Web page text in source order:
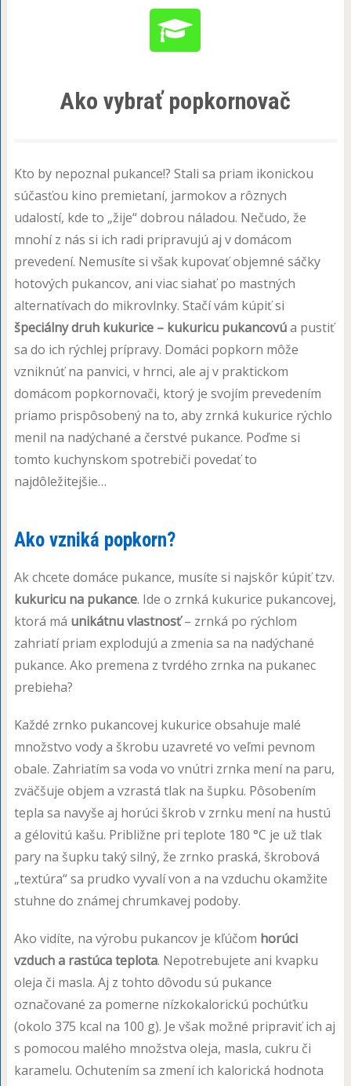
Ako vybrať popkornovač
Kto by nepoznal pukance!? Stali sa priam ikonickou
súčasťou kino premietaní, jarmokov a rôznych
udalostí, kde to „žije“ dobrou náladou. Nečudo, že
mnohí z nás si ich radi pripravujú aj v domácom
prevedení. Nemusíte si však kupovať objemné sáčky
hotových pukancov, ani viac siahať po mastných
alternatívach do mikrovlnky. Stačí vám kúpiť si
špeciálny druh kukurice – kukuricu pukancovúa pustiť
sa do ich rýchlej prípravy. Domáci popkorn môže
vzniknúť na panvici, v hrnci, ale aj v praktickom
domácom popkornovači, ktorý je svojím prevedením
priamo prispôsobený na to, aby zrnká kukurice rýchlo
menil na nadýchané a čerstvé pukance. Poďme si
tomto kuchynskom spotrebiči povedať to
najdôležitejšie…
Ako vzniká popkorn?
Ak chcete domáce pukance, musíte si najskôr kúpiť tzv.
kukuricu na pukance. Ide o zrnká kukurice pukancovej,
ktorá má unikátnu vlastnosť– zrnká po rýchlom
zahriatí priam explodujú a zmenia sa na nadýchané
pukance. Ako premena z tvrdého zrnka na pukanec
prebieha?
Každé zrnko pukancovej kukurice obsahuje malé
množstvo vody a škrobu uzavreté vo veľmi pevnom
obale. Zahriatím sa voda vo vnútri zrnka mení na paru,
zväčšuje objem a vzrastá tlak na šupku. Pôsobením
tepla sa navyše aj horúci škrob v zrnku mení na hustú
a gélovitú kašu. Približne pri teplote 180 °C je už tlak
pary na šupku taký silný, že zrnko praská, škrobová
„textúra“ sa prudko vyvalí von a na vzduchu okamžite
stuhne do známej chrumkavej podoby.
Ako vidíte, na výrobu pukancov je kľúčom horúci
vzduch a rastúca teplota. Nepotrebujete ani kvapku
oleja či masla. Aj z tohto dôvodu sú pukance
označované za pomerne nízkokalorickú pochúťku
(okolo 375 kcal na 100 g). Je však možné pripraviť ich aj
s pomocou malého množstva oleja, masla, cukru či
karamelu. Ochutením sa zmení ich kalorická hodnota